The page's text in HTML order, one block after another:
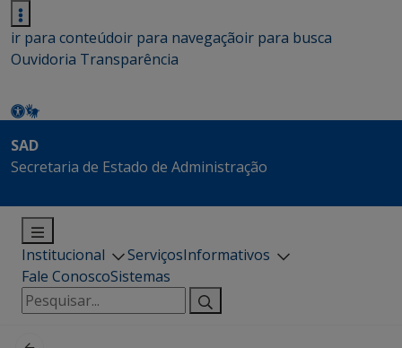
ir para conteúdoir para navegaçãoir para busca
Ouvidoria Transparência
SAD
Secretaria de Estado de Administração
Institucional ServiçosInformativos
Fale ConoscoSistemas
Pesquisar
por: